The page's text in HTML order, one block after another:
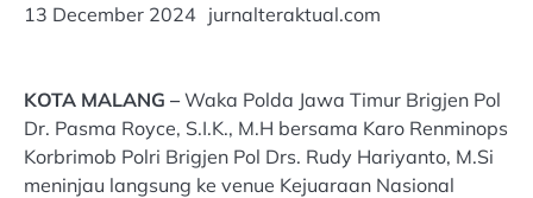
13 December 2024 jurnalteraktual.com
KOTA MALANG –Waka Polda Jawa Timur Brigjen Pol
Dr. Pasma Royce, S.I.K., M.H bersama Karo Renminops
Korbrimob Polri Brigjen Pol Drs. Rudy Hariyanto, M.Si
meninjau langsung ke venue Kejuaraan Nasional